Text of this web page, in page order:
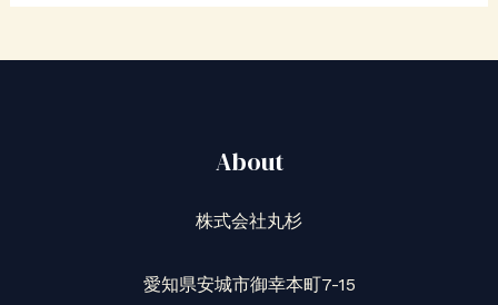
About
株式会社丸杉
愛知県安城市御幸本町7-15